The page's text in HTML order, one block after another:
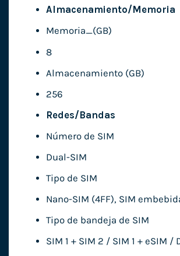
Almacenamiento/Memoria
Memoria_(GB)
8
Almacenamiento (GB)
256
Redes/Bandas
Número de SIM
Dual-SIM
Tipo de SIM
Nano-SIM (4FF), SIM
Tipo de bandeja de SIM
SIM 1 + SIM 2 / SIM 1 + eSIM /